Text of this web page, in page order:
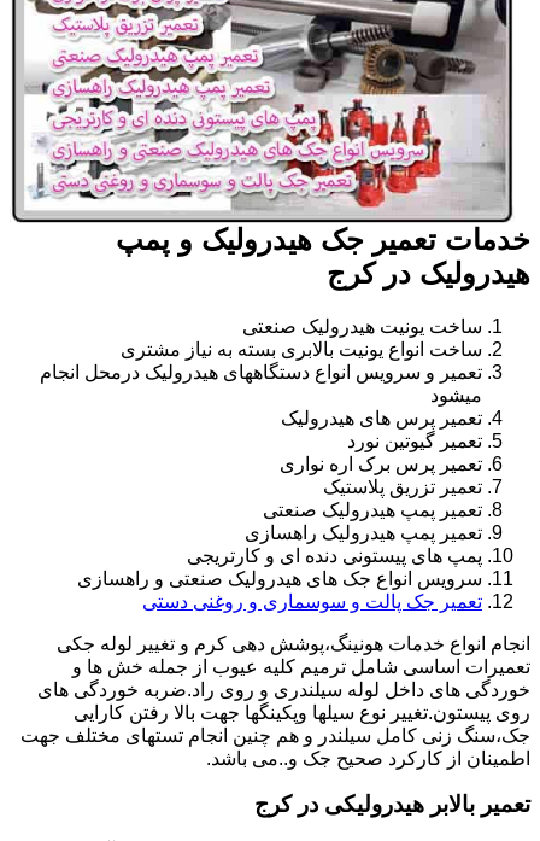
خدمات تعمیر جک هیدرولیک و پمپ
هیدرولیک در کرج
ساخت یونیت هیدرولیک صنعتی
ساخت انواع یونیت بالابری بسته به نیاز مشتری
تعمیر و سرویس انواع دستگاههای هیدرولیک درمحل انجام
میشود
تعمیر پرس های هیدرولیک
تعمیر گیوتین نورد
تعمیر پرس برک اره نواری
تعمیر تزریق پلاستیک
تعمیر پمپ هیدرولیک صنعتی
تعمیر پمپ هیدرولیک راهسازی
پمپ های پیستونی دنده ای و کارتریجی
سرویس انواع جک های هیدرولیک صنعتی و راهسازی
تعمیر جک پالت و سوسماری و روغنی دستی
انجام انواع خدمات هونینگ،پوشش دهی کرم و تغییر لوله جکی
تعمیرات اساسی شامل ترمیم کلیه عیوب از جمله خش ها و
خوردگی های داخل لوله سیلندری و روی راد.ضربه خوردگی های
روی پیستون.تغییر نوع سیلها وپکینگها جهت بالا رفتن کارایی
جک،سنگ زنی کامل سیلندر و هم چنین انجام تستهای مختلف جهت
اطمینان از کارکرد صحیح جک و..می باشد.
تعمیر بالابر هیدرولیکی در کرج